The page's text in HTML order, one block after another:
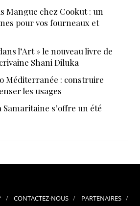
Mangue chez Cookut : un
pour vos fourneaux et
l’Art » le nouveau livre de
Shani Diluka
Méditerranée : construire
les usages
Samaritaine s’offre un été
CONTACTEZ-NOUS PARTENAIRES